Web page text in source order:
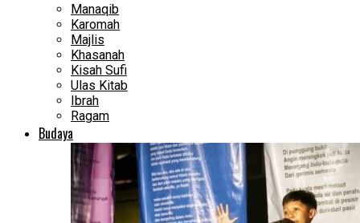
Manaqib
Karomah
Majlis
Khasanah
Kisah Sufi
Ulas Kitab
Ibrah
Ragam
Budaya